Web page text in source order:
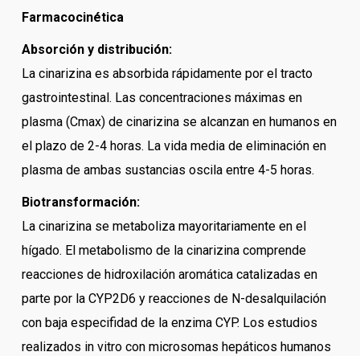
Farmacocinética
Absorción y distribución:
La cinarizina es absorbida rápidamente por el tracto
gastrointestinal. Las concentraciones máximas en
plasma (Cmax) de cinarizina se alcanzan en humanos en
el plazo de 2-4 horas. La vida media de eliminación en
plasma de ambas sustancias oscila entre 4-5 horas.
Biotransformación:
La cinarizina se metaboliza mayoritariamente en el
hígado. El metabolismo de la cinarizina comprende
reacciones de hidroxilación aromática catalizadas en
parte por la CYP2D6 y reacciones de N-desalquilación
con baja especifidad de la enzima CYP. Los estudios
realizados in vitro con microsomas hepáticos humanos